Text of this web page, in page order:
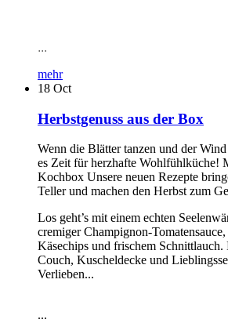
...
mehr
18 Oct
Herbstgenuss aus der Box
Wenn die Blätter tanzen und der
es Zeit für herzhafte Wohlfühlküche!
Kochbox Unsere neuen Rezepte
Teller und machen den Herbst zum
Los geht’s mit einem echten
cremiger Champignon-
Käsechips und frischem Schnittlauch.
Couch, Kuscheldecke und
Verlieben...
...